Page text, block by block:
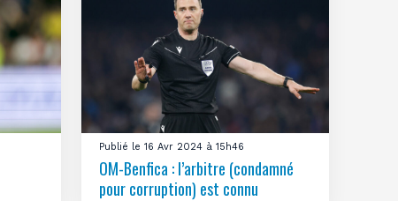
Publié le 16 Avr 2024 à 15h46
OM-Benfica : l’arbitre (condamné
pour corruption) est connu